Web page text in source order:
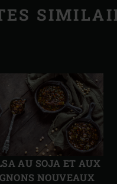
AU SOJA ET AUX
NOUVEAUX